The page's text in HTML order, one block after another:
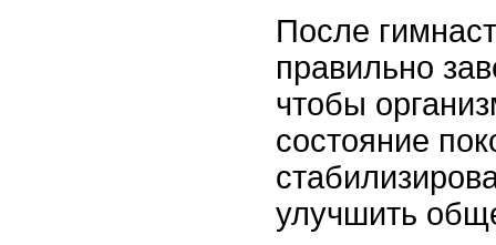
После
правильно
чтобы
состояние
улучшить